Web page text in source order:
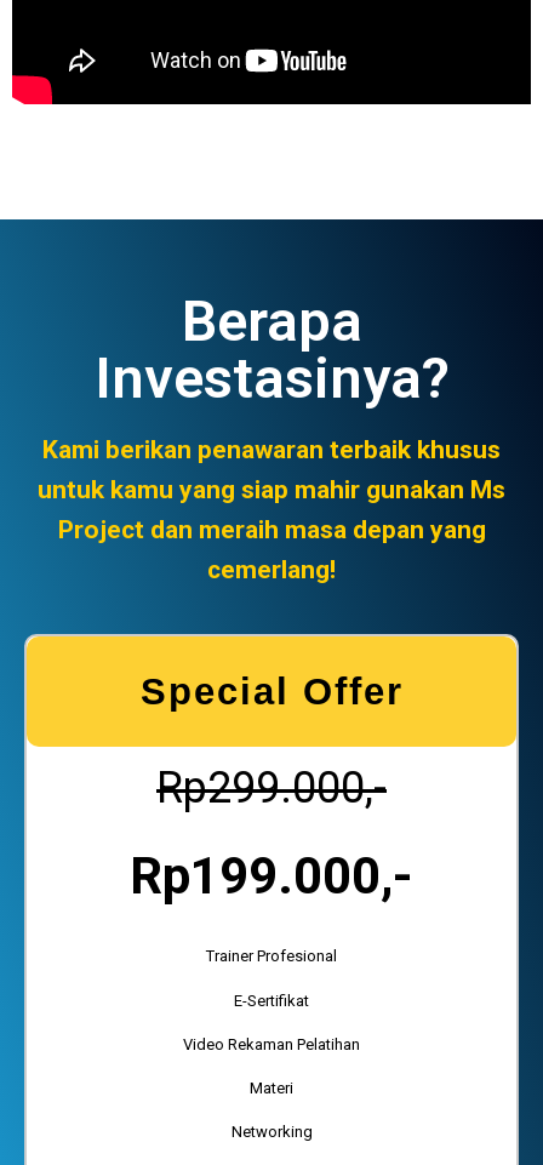
Berapa
Investasinya?
Kami berikan penawaran terbaik khusus
untuk kamu yang siap mahir gunakan Ms
Project dan meraih masa depan yang
cemerlang!
Special Offer
Rp299.000,-
Rp199.000,-
Trainer Profesional
E-Sertifikat
Video Rekaman Pelatihan
Materi
Networking